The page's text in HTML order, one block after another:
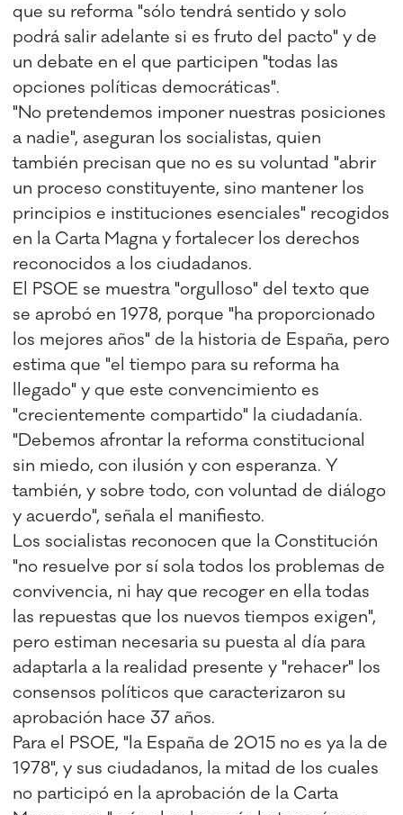
que su reforma "sólo tendrá sentido y solo
podrá salir adelante si es fruto del pacto" y de
un debate en el que participen "todas las
opciones políticas democráticas".
"No pretendemos imponer nuestras posiciones
a nadie", aseguran los socialistas, quien
también precisan que no es su voluntad "abrir
un proceso constituyente, sino mantener los
principios e instituciones esenciales" recogidos
en la Carta Magna y fortalecer los derechos
reconocidos a los ciudadanos.
El PSOE se muestra "orgulloso" del texto que
se aprobó en 1978, porque "ha proporcionado
los mejores años" de la historia de España, pero
estima que "el tiempo para su reforma ha
llegado" y que este convencimiento es
"crecientemente compartido" la ciudadanía.
"Debemos afrontar la reforma constitucional
sin miedo, con ilusión y con esperanza. Y
también, y sobre todo, con voluntad de diálogo
y acuerdo", señala el manifiesto.
Los socialistas reconocen que la Constitución
"no resuelve por sí sola todos los problemas de
convivencia, ni hay que recoger en ella todas
las repuestas que los nuevos tiempos exigen",
pero estiman necesaria su puesta al día para
adaptarla a la realidad presente y "rehacer" los
consensos políticos que caracterizaron su
aprobación hace 37 años.
Para el PSOE, "la España de 2015 no es ya la de
1978", y sus ciudadanos, la mitad de los cuales
no participó en la aprobación de la Carta